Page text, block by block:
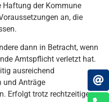
Haftung der Kommune
an, die
dann in Betracht, wenn
Amtspflicht verletzt hat.
ausreichend
und Anträge
Erfolgt trotz rechtzeitigem